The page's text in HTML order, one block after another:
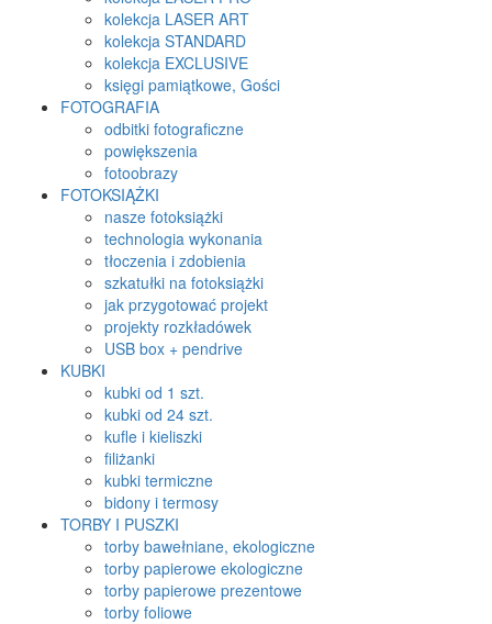
kolekcja LASER ART
kolekcja STANDARD
kolekcja EXCLUSIVE
księgi pamiątkowe, Gości
FOTOGRAFIA
odbitki fotograficzne
powiększenia
fotoobrazy
FOTOKSIĄŻKI
nasze fotoksiążki
technologia wykonania
tłoczenia i zdobienia
szkatułki na fotoksiążki
jak przygotować projekt
projekty rozkładówek
USB box + pendrive
KUBKI
kubki od 1 szt.
kubki od 24 szt.
kufle i kieliszki
filiżanki
kubki termiczne
bidony i termosy
TORBY I PUSZKI
torby bawełniane, ekologiczne
torby papierowe ekologiczne
torby papierowe prezentowe
torby foliowe